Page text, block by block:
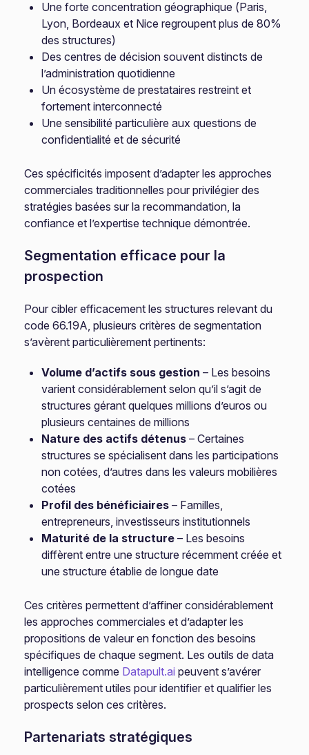
Une forte concentration géographique (Paris,
Lyon, Bordeaux et Nice regroupent plus de 80%
des structures)
Des centres de décision souvent distincts de
l’administration quotidienne
Un écosystème de prestataires restreint et
fortement interconnecté
Une sensibilité particulière aux questions de
confidentialité et de sécurité
Ces spécificités imposent d’adapter les approches
commerciales traditionnelles pour privilégier des
stratégies basées sur la recommandation, la
confiance et l’expertise technique démontrée.
Segmentation efficace pour la
prospection
Pour cibler efficacement les structures relevant du
code 66.19A, plusieurs critères de segmentation
s’avèrent particulièrement pertinents:
Volume d’actifs sous gestion – Les besoins
varient considérablement selon qu’il s’agit de
structures gérant quelques millions d’euros ou
plusieurs centaines de millions
Nature des actifs détenus – Certaines
structures se spécialisent dans les participations
non cotées, d’autres dans les valeurs mobilières
cotées
Profil des bénéficiaires – Familles,
entrepreneurs, investisseurs institutionnels
Maturité de la structure – Les besoins
diffèrent entre une structure récemment créée et
une structure établie de longue date
Ces critères permettent d’affiner considérablement
les approches commerciales et d’adapter les
propositions de valeur en fonction des besoins
spécifiques de chaque segment. Les outils de data
intelligence comme Datapult.ai peuvent s’avérer
particulièrement utiles pour identifier et qualifier les
prospects selon ces critères.
Partenariats stratégiques